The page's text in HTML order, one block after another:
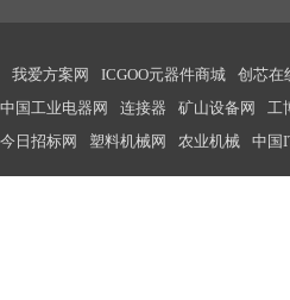
我爱方案网 ICGOO元器件商城 创芯在
中国工业电器网
连接器 矿山设备网 工
今日招标网
塑料机械网 农业机械 中国